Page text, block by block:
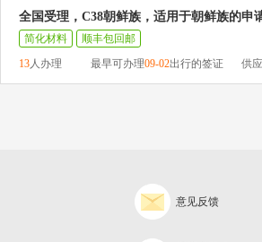
全国受理，C38朝鲜族，适用于朝鲜族的申
简化材料
顺丰包回邮
13人办理 最早可办理09-02出行的签证 供
意见反馈